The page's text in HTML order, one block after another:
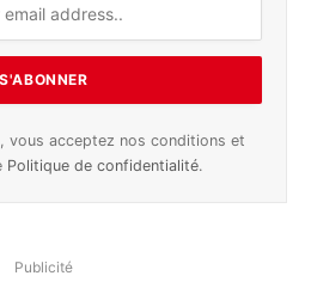
vous acceptez nos conditions et
Politique de confidentialité.
Publicité